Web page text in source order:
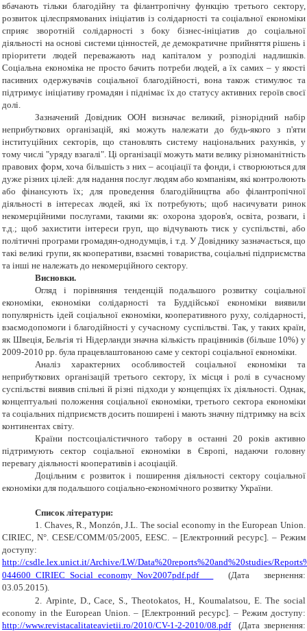
вбачають тільки благодійну та філантропічну функцію третього сектору,
розвиток цілеспрямованих ініціатив із солідарності та соціальної економіки
сприяє зворотній солідарності з боку бізнес-ініціатив до соціальної
діяльності на основі системи цінностей, де демократичне прийняття рішень і
пріоритети людей переважають над капіталом у розподілі надлишків.
Соціальна економіка не просто бачить потреби людей, а їх самих – у якості
пасивних одержувачів соціальної благодійності, вона також стимулює та
підтримує ініціативу громадян і піднімає їх до статусу активних героїв своєї
долі.
Зазначений Довідник ООН визначає великий, різнорідний набір
неприбуткових організацій, які можуть належати до будь-якого з п'яти
інституційних секторів, що становлять систему національних рахунків, у
тому числі "уряду взагалі". Ці організації можуть мати велику різноманітність
правових форм, хоча більшість з них – асоціації та фонди, і створюються для
дуже різних цілей: для надання послуг людям або компаніям, які контролюють
або фінансують їх; для проведення благодійництва або філантропічної
діяльності в інтересах людей, які їх потребують; щоб насичувати ринок
некомерційними послугами, такими як: охорона здоров'я, освіта, розваги, і
т.д.; щоб захистити інтереси груп, що відчувають тиск у суспільстві, або
політичні програми громадян-однодумців, і т.д. У Довіднику зазначається, що
такі великі групи, як кооперативи, взаємні товариства, соціальні підприємства
та інші не належать до некомерційного сектору.
Висновки.
Огляд і порівняння тенденцій подальшого розвитку соціальної
економіки, економіки солідарності та Буддійської економіки виявили
популярність ідей соціальної економіки, кооперативного руху, солідарності,
взаємодопомоги і благодійності у сучасному суспільстві. Так, у таких країн,
як Швеція, Бельгія ті Нідерланди значна кількість працівників (більше 10%) у
2009-2010 рр. була працевлаштованою саме у секторі соціальної економіки.
Аналіз характерних особливостей соціальної економіки та
неприбуткових організацій третього сектору, їх місця і ролі в сучасному
суспільстві виявив спільні й різні підходи у концепціях їх діяльності. Однак,
концептуальні положення соціальної економіки, третього сектора економіки
та соціальних підприємств досить поширені і мають значну підтримку на всіх
континентах світу.
Країни постсоціалістичного табору в останні 20 років активно
підтримують сектор соціальної економіки в Європі, надаючи головну
перевагу діяльності кооперативів і асоціацій.
Доцільним є розвиток і поширення діяльності сектору соціальної
економіки для подальшого соціально-економічного розвитку України.
Списоклітератури:
1. Chaves, R., Monzón, J.L. The social economy in the European Union.
CIRIEC, N°. CESE/COMM/05/2005, EESC. – [Електронний ресурс]. – Режим
доступу:
http://csdle.lex.unict.it/Archive/LW/Data%20reports%20and%20studies/Reports
044600_ CIRIEC Social economy Nov2007pdf.pdf
(Дата звернення:
03.05.2015).
2. Arpinte, D.,Cace,S.,Theotokatos, H., Koumalatsou, E.The social
economy in the European Union. – [Електронний ресурс]. – Режим доступу:
http://www.revistacalitateavietii.ro/2010/CV-1-2-2010/08.pdf
(Дата звернення: